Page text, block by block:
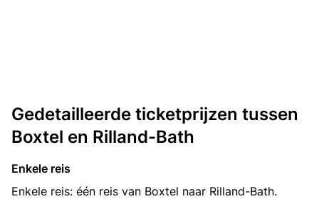
Gedetailleerde ticketprijzen tussen
Boxtel en Rilland-Bath
Enkele reis
Enkele reis: één reis van Boxtel naar Rilland-Bath.